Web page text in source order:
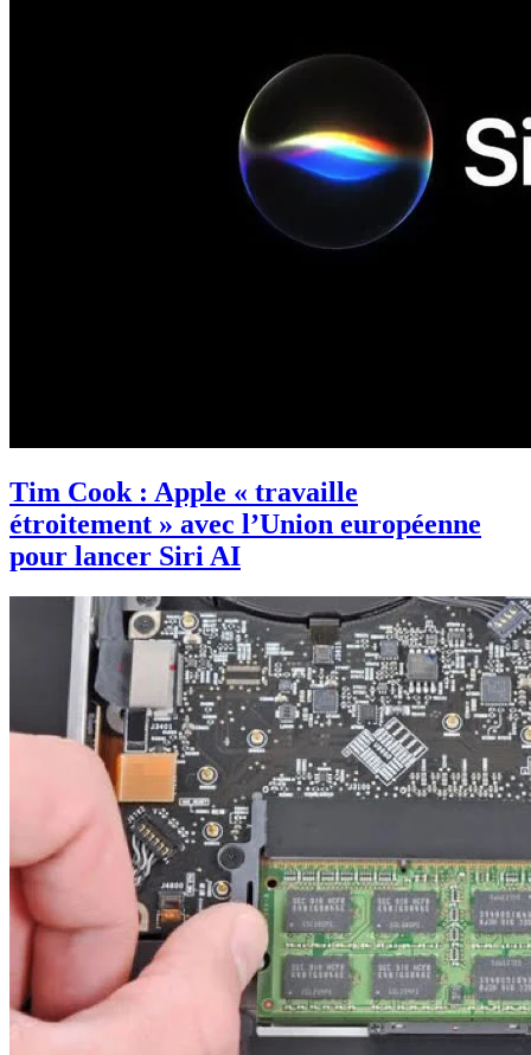
Tim Cook : Apple « travaille
étroitement » avec l’Union européenne
pour lancer Siri AI